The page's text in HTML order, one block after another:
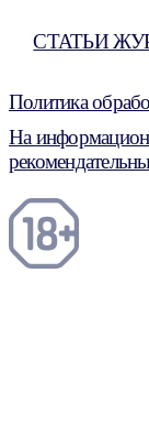
СТАТЬИ
Политика
На